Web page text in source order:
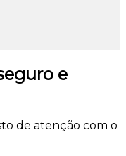
e
de atenção com o